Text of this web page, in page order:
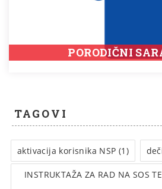
PORODIČNI
TAGOVI
aktivacija korisnika NSP (1)
INSTRUКTAŽA ZA RAD NA SOS